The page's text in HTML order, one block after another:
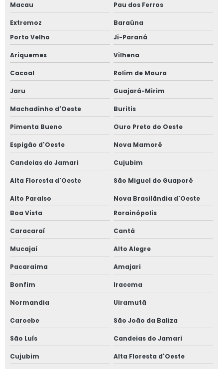
Macau Pau dos Ferros
Extremoz
Baraúna
Porto Velho
Ji-Paraná
Ariquemes Vilhena
Cacoal Rolim de Moura
Jaru Guajará-Mirim
Machadinho d'Oeste Buritis
Pimenta Bueno Ouro Preto do Oeste
Espigão d'Oeste Nova Mamoré
Candeias do Jamari Cujubim
Alta Floresta d'Oeste São Miguel do Guaporé
Alto Paraíso
Nova Brasilândia d'Oeste
Boa Vista
Rorainópolis
Caracaraí Cantá
Mucajaí Alto Alegre
Pacaraima Amajari
Bonfim Iracema
Normandia Uiramutã
Caroebe São João da Baliza
São Luís Candeias do Jamari
Cujubim Alta Floresta d'Oeste